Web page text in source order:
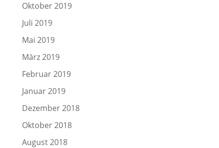
Oktober 2019
Juli 2019
Mai 2019
März 2019
Februar 2019
Januar 2019
Dezember 2018
Oktober 2018
August 2018